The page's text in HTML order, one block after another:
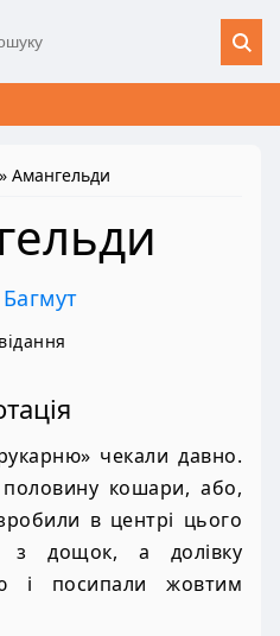
» Амангельди
чекали давно.
половину кошари, або,
в центрі цього
з дощок, а долівку
і посипали жовтим